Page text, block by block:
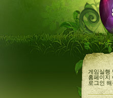
게임실행
홈페이지
로그인